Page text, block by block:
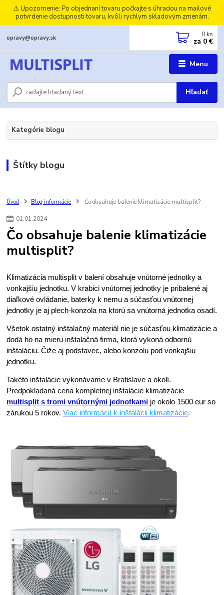
⚠️ Upozornenie: Po objednaní tovaru počkajte s úhradou na mailové
potvrdenie dostupnosti tovaru, kvôli rýchlym skladovým zmenám.
Menu
Hľadať
opravy@opravy.sk 0 ks
za 0 €
Kategórie blogu
Štítky blogu
Úvod Blog informácie Čo obsahuje balenie klimatizácie multisplit?
01.01.2024
Čo obsahuje balenie klimatizácie
multisplit?
Klimatizácia multisplit v balení obsahuje vnútorné jednotky a
vonkajšiu jednotku. V krabici vnútornej jednotky je pribalené aj
diaľkové ovládanie, baterky k nemu a súčasťou vnútornej
jednotky je aj plech-konzola na ktorú sa vnútorná jednotka osadí.
Všetok ostatný inštalačný materiál nie je súčasťou klimatizácie a
dodá ho na mieru inštalačná firma, ktorá vykoná odbornú
inštaláciu. Čiže aj podstavec, alebo konzolu pod vonkajšiu
jednotku.
Takéto inštalácie vykonávame v Bratislave a okolí.
Predpokladaná cena kompletnej inštalácie klimatizácie
multisplit s tromi vnútornými jednotkami je okolo 1500 eur so
zárukou 5 rokov. Viac informácií k inštalácii klimatizácie.